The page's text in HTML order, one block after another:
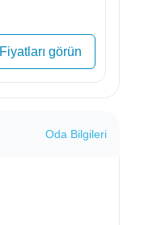
Fiyatları görün
Oda Bilgileri